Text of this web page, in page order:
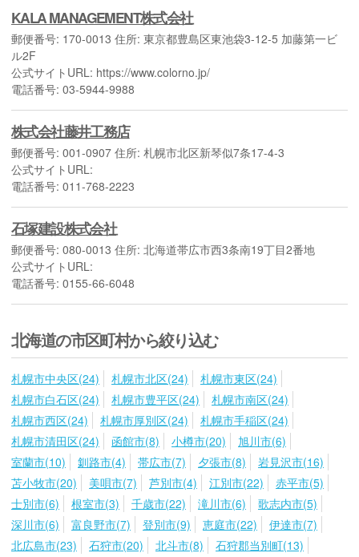
KALA MANAGEMENT株式会社
郵便番号: 170-0013 住所: 東京都豊島区東池袋3-12-5 加藤第一ビ
ル2F
公式サイトURL: https://www.colorno.jp/
電話番号: 03-5944-9988
株式会社藤井工務店
郵便番号: 001-0907 住所: 札幌市北区新琴似7条17-4-3
公式サイトURL:
電話番号: 011-768-2223
石塚建設株式会社
郵便番号: 080-0013 住所: 北海道帯広市西3条南19丁目2番地
公式サイトURL:
電話番号: 0155-66-6048
北海道の市区町村から絞り込む
札幌市中央区(24) 札幌市北区(24)
札幌市東区(24)
札幌市白石区(24)
札幌市豊平区(24)
札幌市南区(24)
札幌市西区(24)
札幌市厚別区(24)
札幌市手稲区(24)
札幌市清田区(24)
函館市(8) 小樽市(20)
旭川市(6)
室蘭市(10)
釧路市(4) 帯広市(7) 夕張市(8)
岩見沢市(16)
苫小牧市(20)
美唄市(7) 芦別市(4) 江別市(22)
赤平市(5)
士別市(6)
根室市(3) 千歳市(22) 滝川市(6)
歌志内市(5)
深川市(6)
富良野市(7) 登別市(9) 恵庭市(22)
伊達市(7)
北広島市(23)
石狩市(20) 北斗市(8)
石狩郡当別町(13)